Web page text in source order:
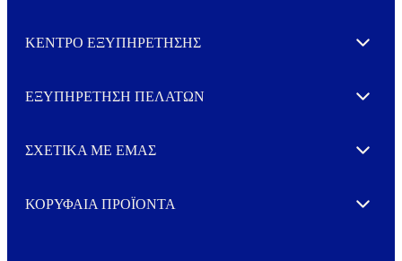
ΚΕΝΤΡΟ ΕΞΥΠΗΡΕΤΗΣΗΣ Expand
ΕΞΥΠΗΡΕΤΗΣΗ ΠΕΛΑΤΩΝ Expand
ΣΧΕΤΙΚΑ ΜΕ ΕΜΑΣ Expand
ΚΟΡΥΦΑΙΑ ΠΡΟΪΟΝΤΑ Expand